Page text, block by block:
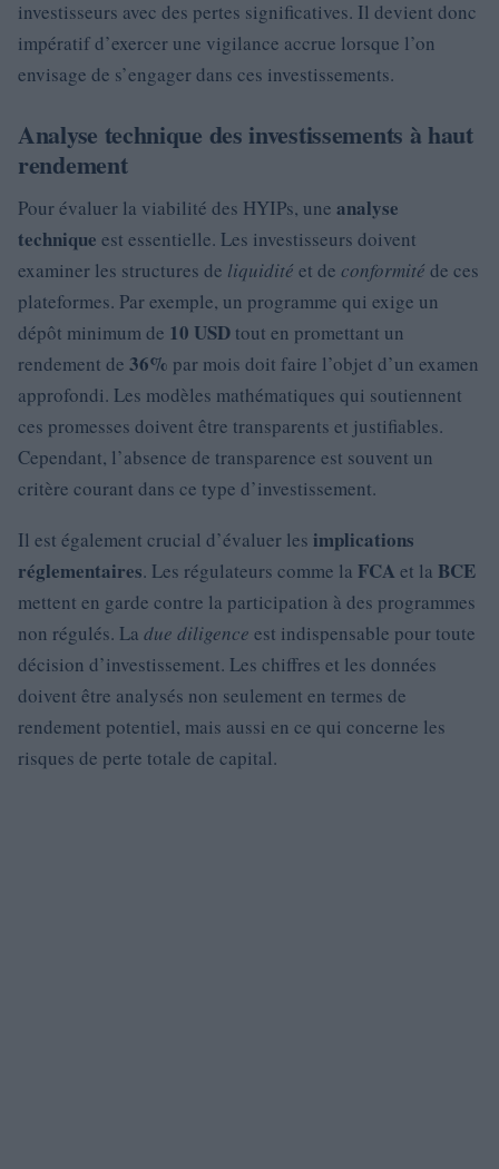
investisseurs avec des pertes significatives. Il devient donc
impératif d’exercer une vigilance accrue lorsque l’on
envisage de s’engager dans ces investissements.
Analyse technique des investissements à haut
rendement
Pour évaluer la viabilité des HYIPs, une analyse
technique est essentielle. Les investisseurs doivent
examiner les structures de liquidité et de conformité de ces
plateformes. Par exemple, un programme qui exige un
dépôt minimum de 10 USD tout en promettant un
rendement de 36% par mois doit faire l’objet d’un examen
approfondi. Les modèles mathématiques qui soutiennent
ces promesses doivent être transparents et justifiables.
Cependant, l’absence de transparence est souvent un
critère courant dans ce type d’investissement.
Il est également crucial d’évaluer les implications
réglementaires. Les régulateurs comme la FCA et la BCE
mettent en garde contre la participation à des programmes
non régulés. La due diligence est indispensable pour toute
décision d’investissement. Les chiffres et les données
doivent être analysés non seulement en termes de
rendement potentiel, mais aussi en ce qui concerne les
risques de perte totale de capital.